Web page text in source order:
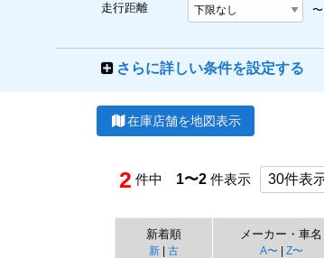
走行距離 〜
さらに詳しい条件を設定する
在庫店舗を地図表示
2 件中 1〜2 件表示
新着順
新 | 古
メーカー・車名
A〜| Z〜